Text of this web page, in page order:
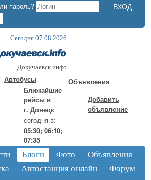
пароль?
Сегодня 07.08.2026
Докучаевск.инфо
Автобусы
Ближайшие
рейсы в
г. Донецк
сегодня в:
05:30; 06:10;
07:35
Объявления
Добавить
объявление
Блоги Фото
Объявления
Автостанция онлайн Форум